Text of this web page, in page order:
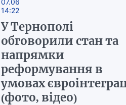
07.06
14:22
У Тернополі
обговорили стан та
напрямки
реформування в
умовах
(фото, відео)